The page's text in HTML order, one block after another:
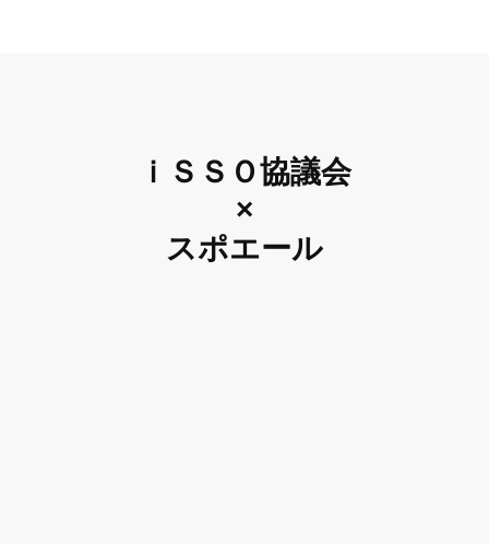
ｉＳＳＯ協議会
×
スポエール